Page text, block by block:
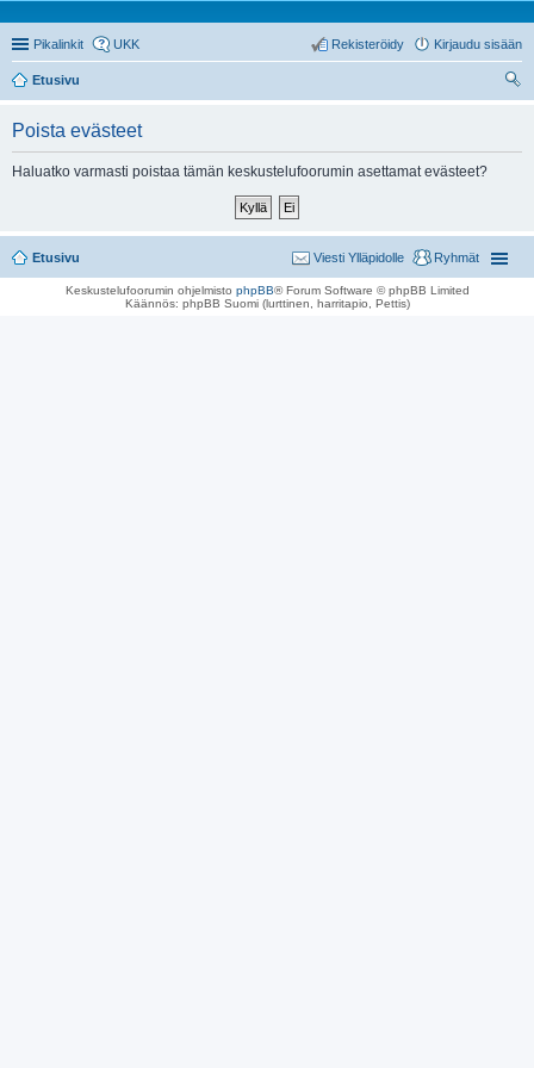
Pikalinkit UKK Kirjaudu sisään
Rekisteröidy
Etusivu
Poista evästeet
Haluatko varmasti poistaa tämän keskustelufoorumin asettamat evästeet?
Etusivu Ryhmät
Viesti Ylläpidolle
Keskustelufoorumin ohjelmisto phpBB® Forum Software © phpBB Limited
Käännös: phpBB Suomi (lurttinen, harritapio, Pettis)